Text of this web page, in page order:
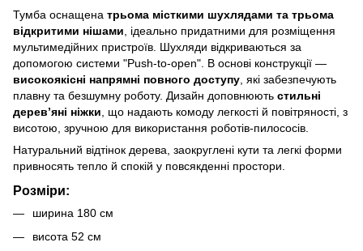
Тумба оснащена трьома місткими шухлядами та трьома
відкритими нішами , ідеально придатними для розміщення
мультимедійних пристроїв. Шухляди відкриваються за
допомогою системи "Push-to-open". В основі конструкції —
високоякісні напрямні повного доступу , які забезпечують
плавну та безшумну роботу. Дизайн доповнюють стильні
дерев’яні ніжки , що надають комоду легкості й повітряності, з
висотою, зручною для використання роботів-пилососів.
Натуральний відтінок дерева, заокруглені кути та легкі форми
привносять тепло й спокій у повсякденні простори.
Розміри:
ширина 180 см
висота 52 см